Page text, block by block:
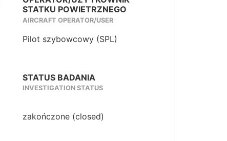
STATKU POWIETRZNEGO
AIRCRAFT OPERATOR/USER
Pilot szybowcowy (SPL)
STATUS BADANIA
INVESTIGATION STATUS
zakończone (closed)